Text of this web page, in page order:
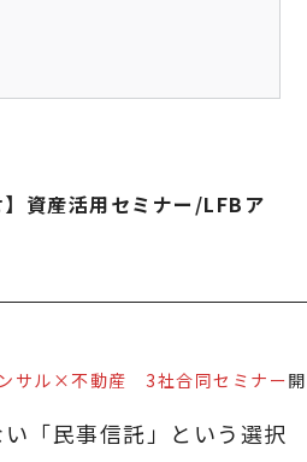
オリジナルグッ
】資産活用セミナー/LFBア
サル×不動産 3社合同セミナー
「民事信託」という選択